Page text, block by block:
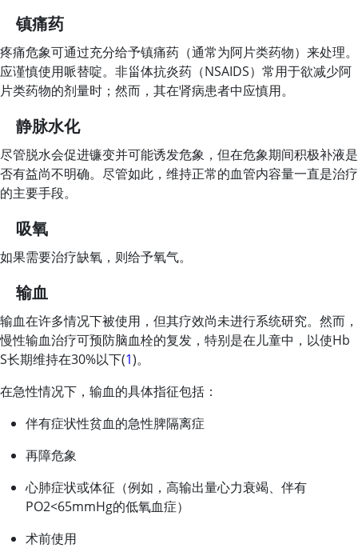
镇痛药
疼痛危象可通过充分给予镇痛药（通常为阿片类药物）来处理。
应谨慎使用哌替啶。非甾体抗炎药（NSAIDS）常用于欲减少阿
片类药物的剂量时；然而，其在肾病患者中应慎用。
静脉水化
尽管脱水会促进镰变并可能诱发危象，但在危象期间积极补液是
否有益尚不明确。尽管如此，维持正常的血管内容量一直是治疗
的主要手段。
吸氧
如果需要治疗缺氧，则给予氧气。
输血
输血在许多情况下被使用，但其疗效尚未进行系统研究。然而，
慢性输血治疗可预防脑血栓的复发，特别是在儿童中，以使Hb
S长期维持在30%以下(1)。
在急性情况下，输血的具体指征包括：
伴有症状性贫血的急性脾隔离症
再障危象
心肺症状或体征（例如，高输出量心力衰竭、伴有
PO2<65mmHg的低氧血症）
术前使用